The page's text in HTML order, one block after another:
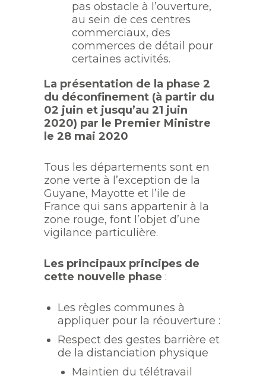
pas obstacle à l’ouverture,
au sein de ces centres
commerciaux, des
commerces de détail pour
certaines activités.
La présentation de la phase 2
du déconfinement (à partir du
02 juin et jusqu’au 21 juin
2020) par le Premier Ministre
le 28 mai 2020
Tous les départements sont en
zone verte à l’exception de la
Guyane, Mayotte et l’ile de
France qui sans appartenir à la
zone rouge, font l’objet d’une
vigilance particulière.
Les principaux principes de
cette nouvelle phase :
Les règles communes à
appliquer pour la réouverture :
Respect des gestes barrière et
de la distanciation physique
Maintien du télétravail